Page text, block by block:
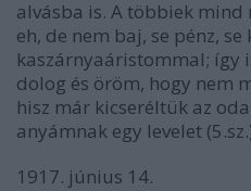
alvásba is. A többiek mind
eh, de nem baj, se pénz,
kaszárnyaáristommal; így
dolog és öröm, hogy nem
hisz már kicseréltük az
anyámnak egy levelet
1917. június 14.